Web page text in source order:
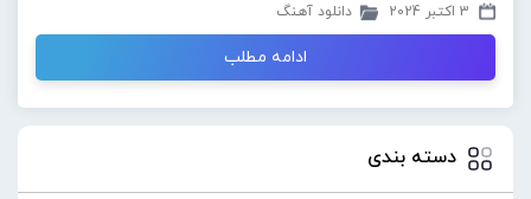
3 اکتبر 2024 دانلود آهنگ
ادامه مطلب
دسته بندی